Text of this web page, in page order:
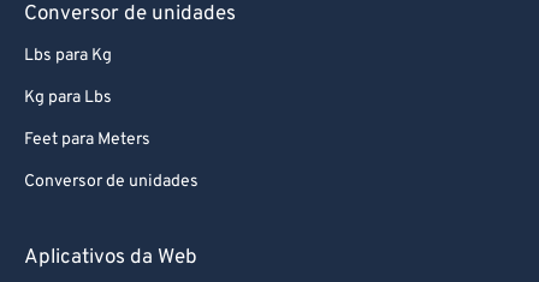
Conversor de unidades
Lbs para Kg
Kg para Lbs
Feet para Meters
Conversor de unidades
Aplicativos da Web